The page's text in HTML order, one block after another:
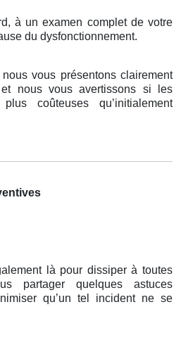
à un examen complet de votre
du dysfonctionnement.
vous présentons clairement
nous vous avertissons si les
plus coûteuses qu’initialement
là pour dissiper à toutes
partager quelques astuces
qu’un tel incident ne se